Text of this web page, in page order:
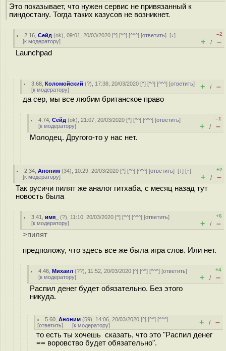
Это показывает, что нужен сервис не привязанный к
пиндостану. Тогда таких казусов не возникнет.
2.16 ,Сейд (ok), 09:01, 20/03/2020 [^] [^^] [^^^] [ответить][↓]
[к модератору]
–2
+ / –
Launchpad
3.68 ,Коломойский (?), 17:38, 20/03/2020 [^] [^^] [^^^] [ответить]
[к модератору] + / –
да сер, мы все любим британское право
4.74 ,Сейд (ok), 21:07, 20/03/2020 [^] [^^] [^^^] [ответить]
[к модератору]
–1
+ / –
Молодец. Другого-то у нас нет.
2.34 ,Аноним (34), 10:29, 20/03/2020 [^] [^^] [^^^] [ответить][↓] [↑]
[к модератору]
+2
+ / –
Так русичи пилят же аналог гитхаба, с месяц назад тут
новость была
3.41 ,имя_ (?), 11:10, 20/03/2020 [^] [^^] [^^^] [ответить]
[к модератору]
+6
+ / –
>пилят
предположу, что здесь все же была игра слов. Или нет.
4.46 ,Михаил (??), 11:52, 20/03/2020 [^] [^^] [^^^] [ответить]
[к модератору]
+4
+ / –
Распил денег будет обязательно. Без этого
никуда.
5.60 ,Аноним (59), 14:06, 20/03/2020 [^] [^^] [^^^]
[ответить] [к модератору] + / –
то есть ты хочешь сказать, что это "Распил денег
== воровство будет обязательно".